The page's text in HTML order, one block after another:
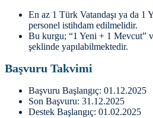
En az 1 Türk Vatandaşı ya da
personel istihdam edilmelidir.
Bu kurgu; “1 Yeni + 1 Mevcut”
şeklinde yapılabilmektedir.
Başvuru Takvimi
Başvuru Başlangıç: 01.12.2025
Son Başvuru: 31.12.2025
Destek Başlangıç: 01.02.2025